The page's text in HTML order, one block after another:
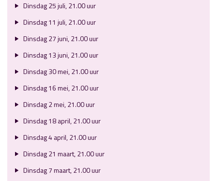
Dinsdag 25 juli, 21.00 uur
Dinsdag 11 juli, 21.00 uur
Dinsdag 27 juni, 21.00 uur
Dinsdag 13 juni, 21.00 uur
Dinsdag 30 mei, 21.00 uur
Dinsdag 16 mei, 21.00 uur
Dinsdag 2 mei, 21.00 uur
Dinsdag 18 april, 21.00 uur
Dinsdag 4 april, 21.00 uur
Dinsdag 21 maart, 21.00 uur
Dinsdag 7 maart, 21.00 uur